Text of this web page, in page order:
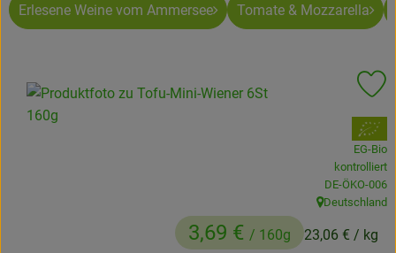
Rezepte
Ökokisten
Erlesene Weine vom Ammersee Tomate & Mozzarella
3,69 € / 160g 23,06 € / kg
, Verband:
EG-Bio
kontrolliert
, Kontrollstelle:
DE-ÖKO-006
, Herkunft:
Deutschland